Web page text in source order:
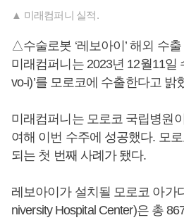
▲ 미래컴퍼니 실적.
△수술로봇 ‘레보아이’ 해외 수출
미래컴퍼니는 2023년 12월11일
vo-i)’를 모로코에 수출한다고 밝
미래컴퍼니는 모로코 국립병원
여해 이번 수주에 성공했다. 모
되는 첫 번째 사례가 됐다.
레보아이가 설치될 모로코 아가
niversity Hospital Center)은 총